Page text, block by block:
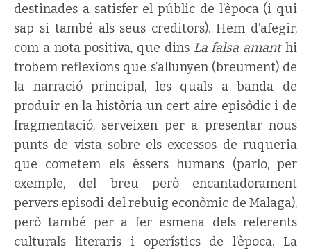
destinades a satisfer el públic de l’època (i qui
sap si també als seus creditors). Hem d’afegir,
com a nota positiva, que dins La falsa amanthi
trobem reflexions que s’allunyen (breument) de
la narració principal, les quals a banda de
produir en la història un cert aire episòdic i de
fragmentació, serveixen per a presentar nous
punts de vista sobre els excessos de ruqueria
que cometem els éssers humans (parlo, per
exemple, del breu però encantadorament
pervers episodi del rebuig econòmic de Malaga),
però també per a fer esmena dels referents
culturals literaris i operístics de l’època. La